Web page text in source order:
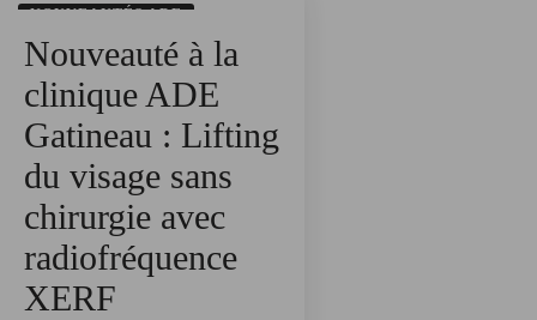
NOUVEAUTÉS ADE
TECHNOLOGIES
Nouveauté à la
clinique ADE
Gatineau : Lifting
du visage sans
chirurgie avec
radiofréquence
XERF